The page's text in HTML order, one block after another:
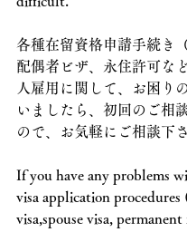
各種在留資格申請手続き
配偶者ビザ、永住許可な
人雇用に関して、お困り
いましたら、初回のご相
ので、お気軽にご相談下さ
If you have any problems
visa application procedures
visa,spouse visa, permanent